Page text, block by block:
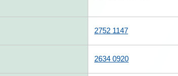
2752 1147
2634 0920